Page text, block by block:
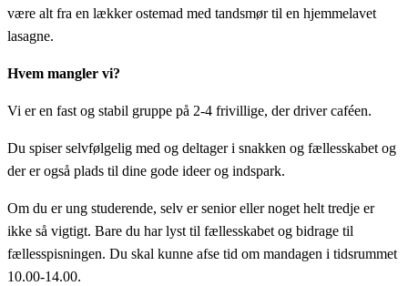
være alt fra en lækker ostemad med tandsmør til en hjemmelavet
lasagne.
Hvem mangler vi?
Vi er en fast og stabil gruppe på 2-4 frivillige, der driver caféen.
Du spiser selvfølgelig med og deltager i snakken og fællesskabet og
der er også plads til dine gode ideer og indspark.
Om du er ung studerende, selv er senior eller noget helt tredje er
ikke så vigtigt. Bare du har lyst til fællesskabet og bidrage til
fællesspisningen. Du skal kunne afse tid om mandagen i tidsrummet
10.00-14.00.